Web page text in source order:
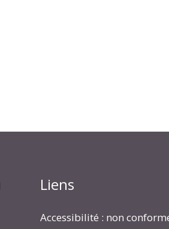
Liens
Accessibilité : non